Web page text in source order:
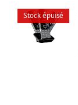
Stock épuisé